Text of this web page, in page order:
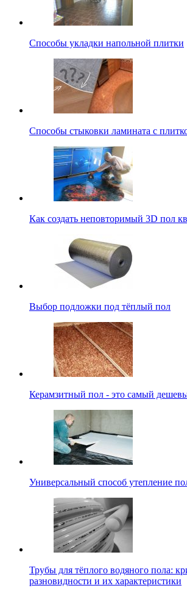
Способы укладки напольной плитки
Способы стыковки ламината с
Как создать неповторимый 3D пол
Выбор подложки под тёплый пол
Керамзитный пол - это самый
Универсальный способ утепление
Трубы для тёплого водяного пола:
разновидности и их характеристики